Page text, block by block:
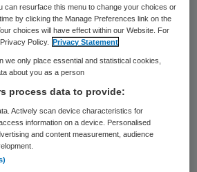
biedt ruimte voor acute
Er is een aparte
met psychiatrische
Volgens de
de crisisdienst in Ede en
er ambulant gaan
bedden worden
locaties van Pro
can resurface this menu to change your choices or
by clicking the Manage Preferences link on the
choices will have effect within our Website. For
Policy.
Privacy Statement
we only place essential and statistical cookies,
about you as a person
process data to provide:
Actively scan device characteristics for
information on a device. Personalised
and content measurement, audience